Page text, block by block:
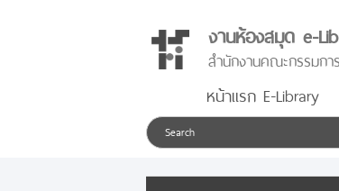
งานห้องสมุด e-
สำนักงานคณะกรรมกา
หน้าแรก E-Library